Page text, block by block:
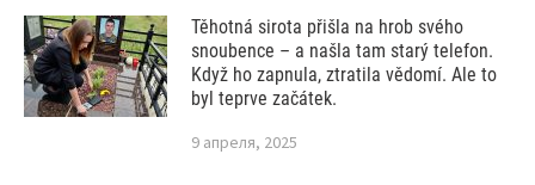
Těhotná sirota přišla na hrob svého
snoubence – a našla tam starý telefon.
Když ho zapnula, ztratila vědomí. Ale to
byl teprve začátek.
9 апреля, 2025